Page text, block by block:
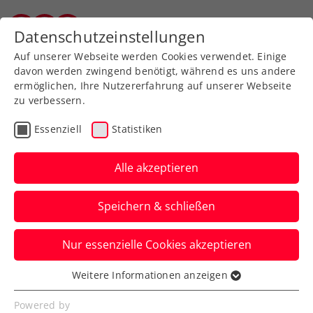
Zurück zur Newsübersicht
Turniere
Erste Bank Open: Draper
und Khachanov prallen
im Finale aufeinander
Die beiden stoppen im Halbfinale des
ATP-Turniers in Wien Lorenzo Musetti
bzw. Alex de Minaur.
Verfasst von: Presseaussendung / Redaktion, 26.10.2024
Datenschutzeinstellungen
Auf unserer Webseite werden Cookies verwendet. Einige
davon werden zwingend benötigt, während es uns andere
ermöglichen, Ihre Nutzererfahrung auf unserer Webseite
zu verbessern.
Essenziell Statistiken
Alle akzeptieren
Speichern & schließen
Nur essenzielle Cookies akzeptieren
Essenziell
Essenzielle Cookies werden für grundlegende
Weitere Informationen anzeigen
Powered by